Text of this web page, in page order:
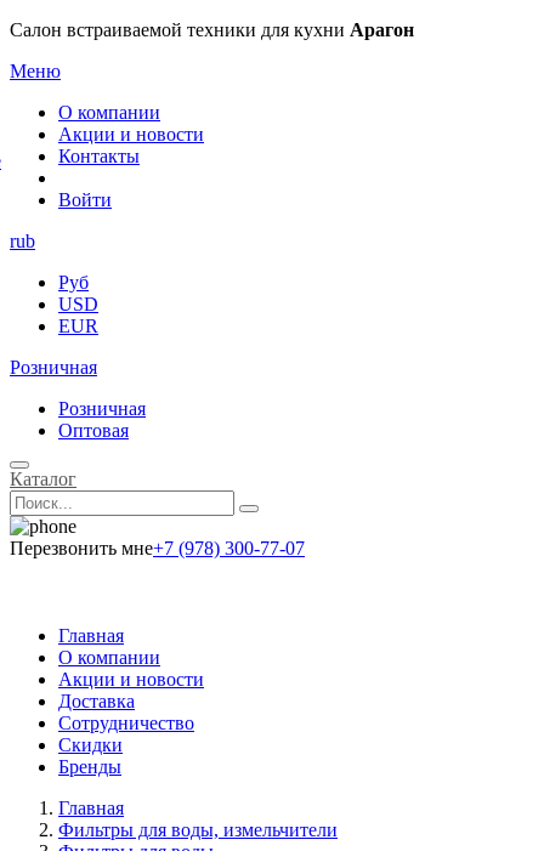
Салон встраиваемой техники для кухни Арагон
Меню
О компании
Акции и новости
Контакты
Войти
rub
Руб
USD
EUR
Розничная
Розничная
Оптовая
Каталог
Перезвонить мне+7 (978) 300-77-07
Главная
О компании
Акции и новости
Доставка
Сотрудничество
Скидки
Бренды
Главная
Фильтры для воды, измельчители